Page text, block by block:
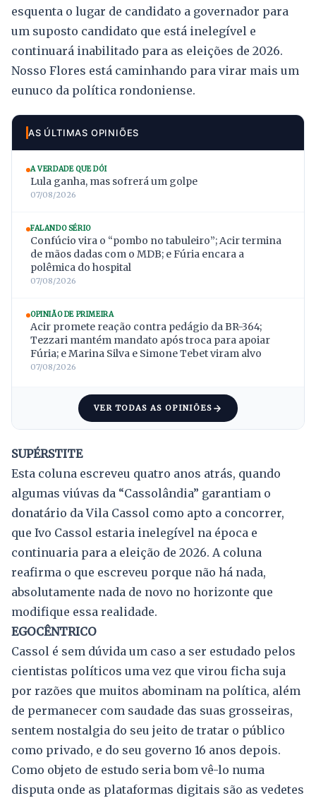
esquenta o lugar de candidato a governador para
um suposto candidato que está inelegível e
continuará inabilitado para as eleições de 2026.
Nosso Flores está caminhando para virar mais um
eunuco da política rondoniense.
AS ÚLTIMAS OPINIÕES
A VERDADE QUE DÓI
Lula ganha, mas sofrerá um golpe
07/08/2026
FALANDO SÉRIO
Confúcio vira o “pombo no tabuleiro”; Acir termina
de mãos dadas com o MDB; e Fúria encara a
polêmica do hospital
07/08/2026
OPINIÃO DE PRIMEIRA
Acir promete reação contra pedágio da BR-364;
Tezzari mantém mandato após troca para apoiar
Fúria; e Marina Silva e Simone Tebet viram alvo
07/08/2026
VER TODAS AS OPINIÕES
SUPÉRSTITE
Esta coluna escreveu quatro anos atrás, quando
algumas viúvas da “Cassolândia” garantiam o
donatário da Vila Cassol como apto a concorrer,
que Ivo Cassol estaria inelegível na época e
continuaria para a eleição de 2026. A coluna
reafirma o que escreveu porque não há nada,
absolutamente nada de novo no horizonte que
modifique essa realidade.
EGOCÊNTRICO
Cassol é sem dúvida um caso a ser estudado pelos
cientistas políticos uma vez que virou ficha suja
por razões que muitos abominam na política, além
de permanecer com saudade das suas grosseiras,
sentem nostalgia do seu jeito de tratar o público
como privado, e do seu governo 16 anos depois.
Como objeto de estudo seria bom vê-lo numa
disputa onde as plataformas digitais são as vedetes